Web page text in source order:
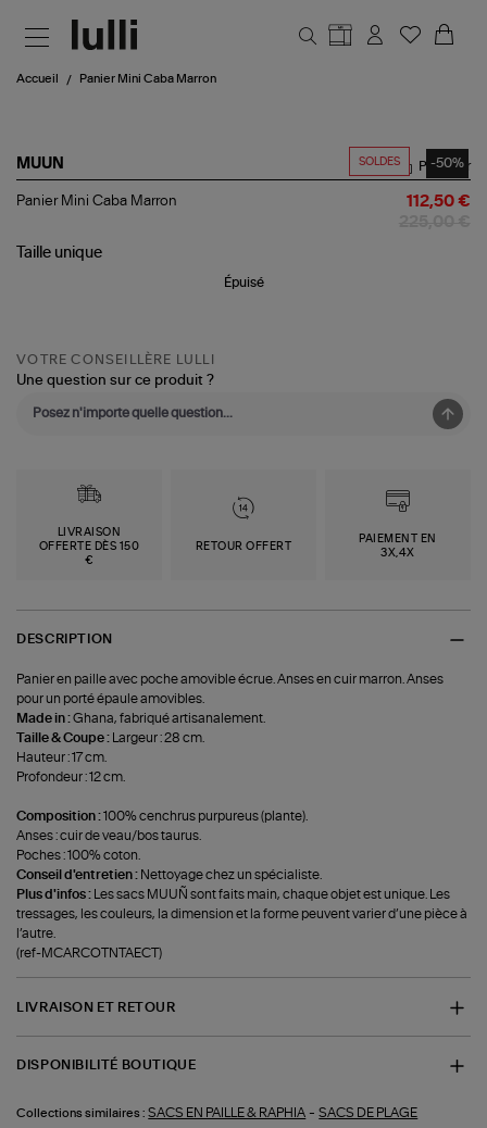
Accueil Panier Mini Caba Marron
SOLDES -50%
MUUN
Panier
Marron
Partager
Panier Mini Caba Marron 112,50 €
Taille unique
Épuisé
VOTRE CONSEILLÈRE LULLI
Une question sur ce produit ?
LIVRAISON
OFFERTE DÈS 150
€
RETOUR OFFERT
PAIEMENT EN
3X,4X
DESCRIPTION
Panier en paille avec poche amovible écrue. Anses en cuir marron. Anses
pour un porté épaule amovibles.
Made in :Ghana, fabriqué artisanalement.
Taille & Coupe :
Largeur : 28 cm.
Hauteur : 17 cm.
Profondeur : 12 cm.
Composition :100% cenchrus purpureus (plante).
Anses : cuir de veau/bos taurus.
Poches : 100% coton.
Conseil d'entretien : Nettoyage chez un spécialiste.
Plus d'infos :
Les sacs MUUÑ sont faits main, chaque objet est unique. Les
tressages, les couleurs, la dimension et la forme peuvent varier d’une pièce à
l’autre.
(ref-MCARCOTNTAECT)
LIVRAISON ET RETOUR
DISPONIBILITÉ BOUTIQUE
Collections similaires : SACS EN PAILLE & RAPHIA -SACS DE PLAGE